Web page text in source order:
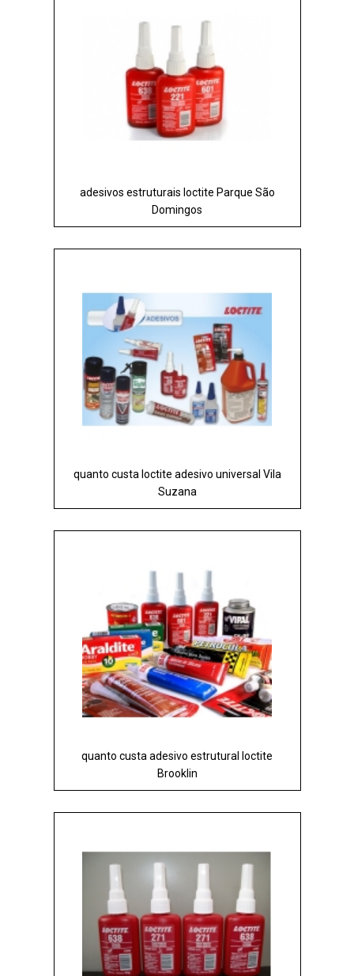
adesivos estruturais loctite Parque São
Domingos
quanto custa loctite adesivo universal Vila
Suzana
quanto custa adesivo estrutural loctite
Brooklin